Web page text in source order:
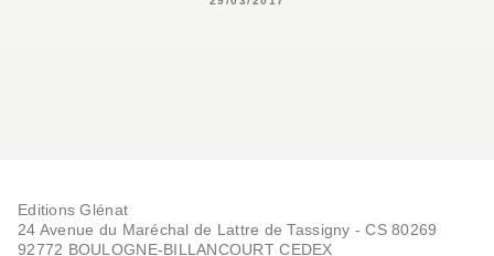
Editions Glénat
24 Avenue du Maréchal de Lattre de Tassigny - CS 80269
92772 BOULOGNE-BILLANCOURT CEDEX